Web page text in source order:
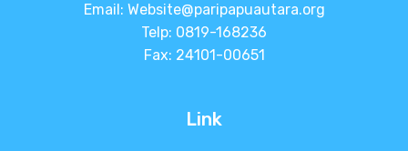
Email: Website@paripapuautara.org
Telp: 0819-168236
Fax: 24101-00651
Link